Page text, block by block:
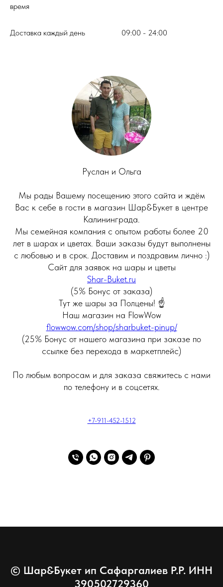
время
Доставка каждый день 09:00 - 24:00
Руслан и Ольга
Мы рады Вашему посещению этого сайта и ждём
Вас к себе в гости в магазин Шар&Букет в центре
Калининграда.
Мы семейная компания с опытом работы более 20
лет в шарах и цветах. Ваши заказы будут выполнены
с любовью и в срок. Доставим и поздравим лично :)
Сайт для заявок на шары и цветы
Shar-Buket.ru
(5% Бонус от заказа)
Тут же шары за Полцены! ☝
Наш магазин на FlowWow
flowwow.com/shop/sharbuket-pinup/
(25% Бонус от нашего магазина при заказе по
ссылке без перехода в маркетплейс)
По любым вопросам и для заказа свяжитесь с нами
по телефону и в соцсетях.
+7-911-452-1512
© Шар&Букет ип Сафаргалиев Р.Р. ИНН
390502729360